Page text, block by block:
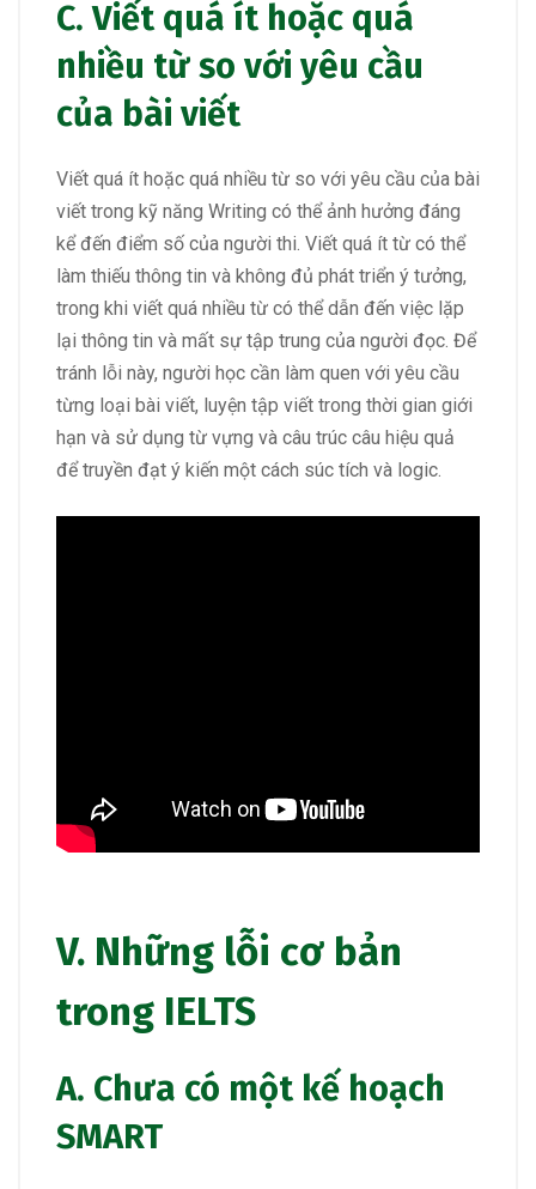
C. Viết quá ít hoặc quá
nhiều từ so với yêu cầu
của bài viết
Viết quá ít hoặc quá nhiều từ so với yêu cầu của bài
viết trong kỹ năng Writing có thể ảnh hưởng đáng
kể đến điểm số của người thi. Viết quá ít từ có thể
làm thiếu thông tin và không đủ phát triển ý tưởng,
trong khi viết quá nhiều từ có thể dẫn đến việc lặp
lại thông tin và mất sự tập trung của người đọc. Để
tránh lỗi này, người học cần làm quen với yêu cầu
từng loại bài viết, luyện tập viết trong thời gian giới
hạn và sử dụng từ vựng và câu trúc câu hiệu quả
để truyền đạt ý kiến một cách súc tích và logic.
V. Những lỗi cơ bản
trong IELTS
A. Chưa có một kế hoạch
SMART